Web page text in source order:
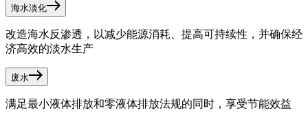
海水淡化
改造海水反渗透，以减少能源消耗、提高可持续性，并确保经
济高效的淡水生产
废水
满足最小液体排放和零液体排放法规的同时，享受节能效益